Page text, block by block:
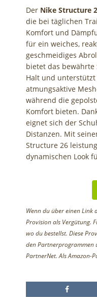
Der Nike Structure
die bei täglichen
Komfort und
für ein weiches,
geschmeidiges
bietet das
Halt und unterstützt
atmungsaktive
während die
Komfort bieten.
eignet sich der
Distanzen. Mit
Structure 26
dynamischen Look
Wenn du über einen Link
Provision als Vergütung.
wo du bestellst. Diese
den Partnerprogrammen
PartnerNet. Als Amazon-
📱 Apple
199€ + 70GB
34,99€ mtl.
80GB für